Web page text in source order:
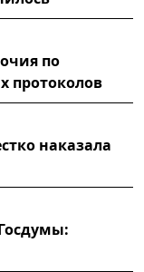
по
протоколов
наказала